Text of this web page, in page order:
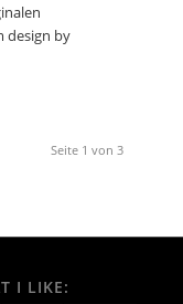
design by
Seite 1 von 3
I LIKE: